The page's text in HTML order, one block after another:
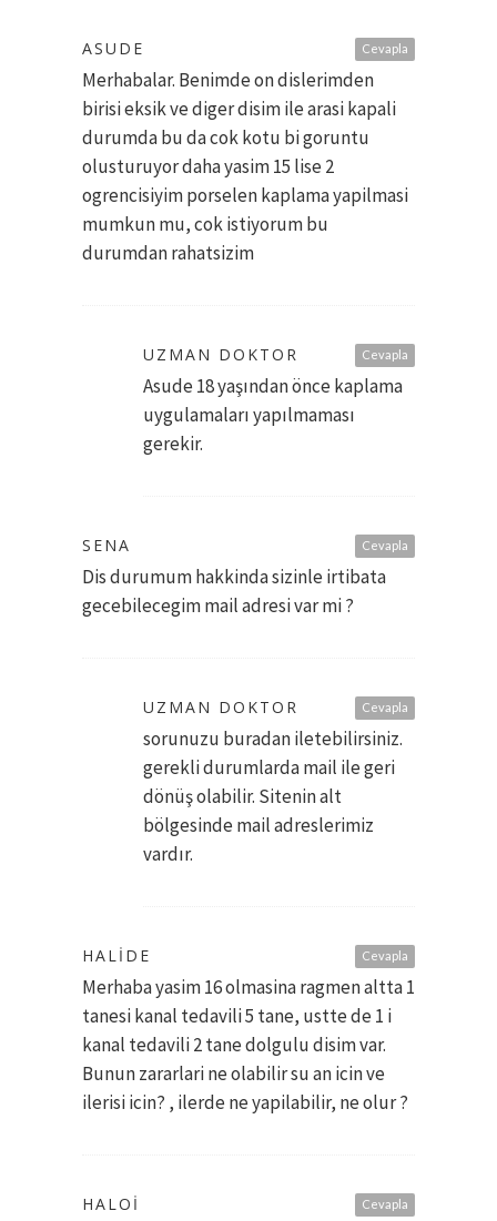
Cevapla
ASUDE
Merhabalar. Benimde on dislerimden
birisi eksik ve diger disim ile arasi kapali
durumda bu da cok kotu bi goruntu
olusturuyor daha yasim 15 lise 2
ogrencisiyim porselen kaplama yapilmasi
mumkun mu, cok istiyorum bu
durumdan rahatsizim
Cevapla
UZMAN DOKTOR
Asude 18 yaşından önce kaplama
uygulamaları yapılmaması
gerekir.
Cevapla
SENA
Dis durumum hakkinda sizinle irtibata
gecebilecegim mail adresi var mi ?
Cevapla
UZMAN DOKTOR
sorunuzu buradan iletebilirsiniz.
gerekli durumlarda mail ile geri
dönüş olabilir. Sitenin alt
bölgesinde mail adreslerimiz
vardır.
Cevapla
HALIDE
Merhaba yasim 16 olmasina ragmen altta 1
tanesi kanal tedavili 5 tane, ustte de 1 i
kanal tedavili 2 tane dolgulu disim var.
Bunun zararlari ne olabilir su an icin ve
ilerisi icin? , ilerde ne yapilabilir, ne olur ?
Cevapla
HALOI